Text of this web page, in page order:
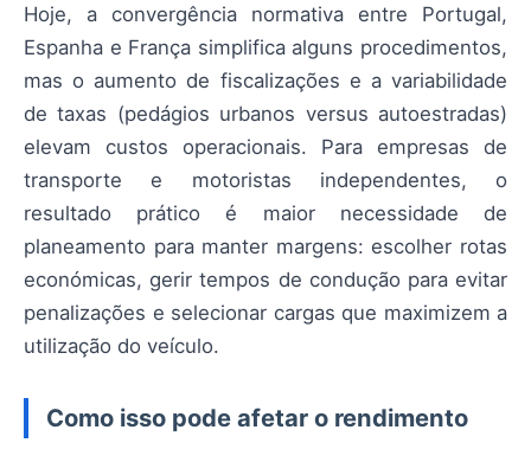
Hoje, a convergência normativa entre Portugal,
Espanha e França simplifica alguns procedimentos,
mas o aumento de fiscalizações e a variabilidade
de taxas (pedágios urbanos versus autoestradas)
elevam custos operacionais. Para empresas de
transporte e motoristas independentes, o
resultado prático é maior necessidade de
planeamento para manter margens: escolher rotas
económicas, gerir tempos de condução para evitar
penalizações e selecionar cargas que maximizem a
utilização do veículo.
Como isso pode afetar o rendimento